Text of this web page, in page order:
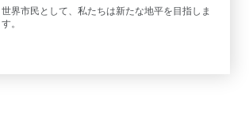
世界市民として、私たちは新たな地平を目指しま
す。